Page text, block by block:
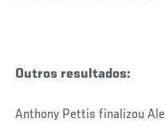
Outros resultados:
Anthony Pettis finalizou